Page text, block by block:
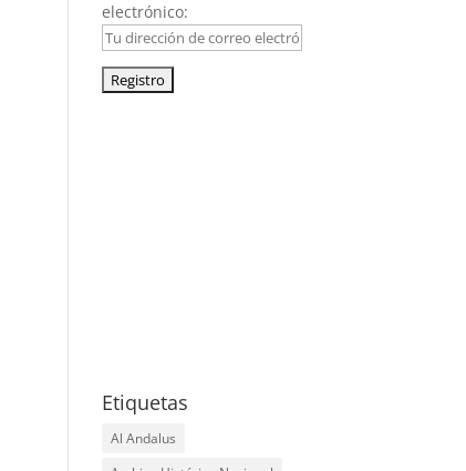
electrónico:
Etiquetas
Al Andalus